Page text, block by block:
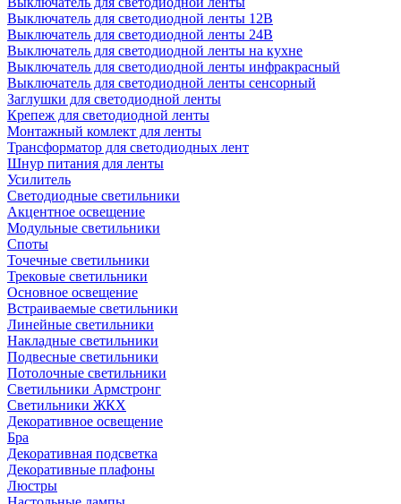
Выключатель для светодиодной ленты 12В
Выключатель для светодиодной ленты 24В
Выключатель для светодиодной ленты на кухне
Выключатель для светодиодной ленты инфракрасный
Выключатель для светодиодной ленты сенсорный
Заглушки для светодиодной ленты
Крепеж для светодиодной ленты
Монтажный комлект для ленты
Трансформатор для светодиодных лент
Шнур питания для ленты
Усилитель
Светодиодные светильники
Акцентное освещение
Модульные светильники
Споты
Точечные светильники
Трековые светильники
Основное освещение
Встраиваемые светильники
Линейные светильники
Накладные светильники
Подвесные светильники
Потолочные светильники
Светильники Армстронг
Светильники ЖКХ
Декоративное освещение
Бра
Декоративная подсветка
Декоративные плафоны
Люстры